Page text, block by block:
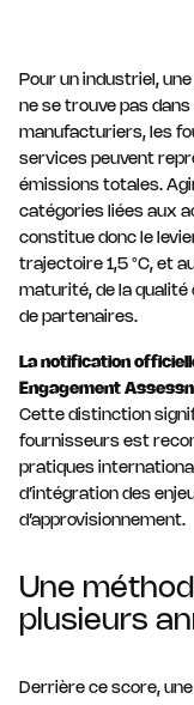
Pour un industriel,
ne se trouve pas
manufacturiers, les
services peuvent
émissions totales.
catégories liées aux
constitue donc le
trajectoire 1,5 °C, et
maturité, de la qualité
de partenaires.
La notification
Engagement
Cette distinction
fournisseurs est
pratiques
d’intégration des
d’approvisionnement.
Une
plusieurs
Derrière ce score,